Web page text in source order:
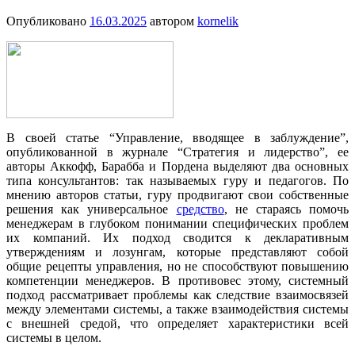
Опубликовано 16.03.2025 автором kornelik
В своей статье “Управление, вводящее в заблуждение”,
опубликованной в журнале “Стратегия и лидерство”, ее
авторы Аккофф, Барабба и Пордена выделяют два основных
типа консультантов: так называемых гуру и педагогов. По
мнению авторов статьи, гуру продвигают свои собственные
решения как универсальное средство, не стараясь помочь
менеджерам в глубоком понимании специфических проблем
их компаний. Их подход сводится к декларативным
утверждениям и лозунгам, которые представляют собой
общие рецепты управления, но не способствуют повышению
компетенции менеджеров. В противовес этому, системный
подход рассматривает проблемы как следствие взаимосвязей
между элементами системы, а также взаимодействия системы
с внешней средой, что определяет характеристики всей
системы в целом.